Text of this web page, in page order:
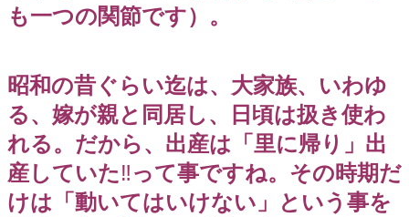
も一つの関節です）。
昭和の昔ぐらい迄は、大家族、いわゆ
る、嫁が親と同居し、日頃は扱き使わ
れる。だから、出産は「里に帰り」出
産していた‼️って事ですね。その時期だ
けは「動いてはいけない」という事を